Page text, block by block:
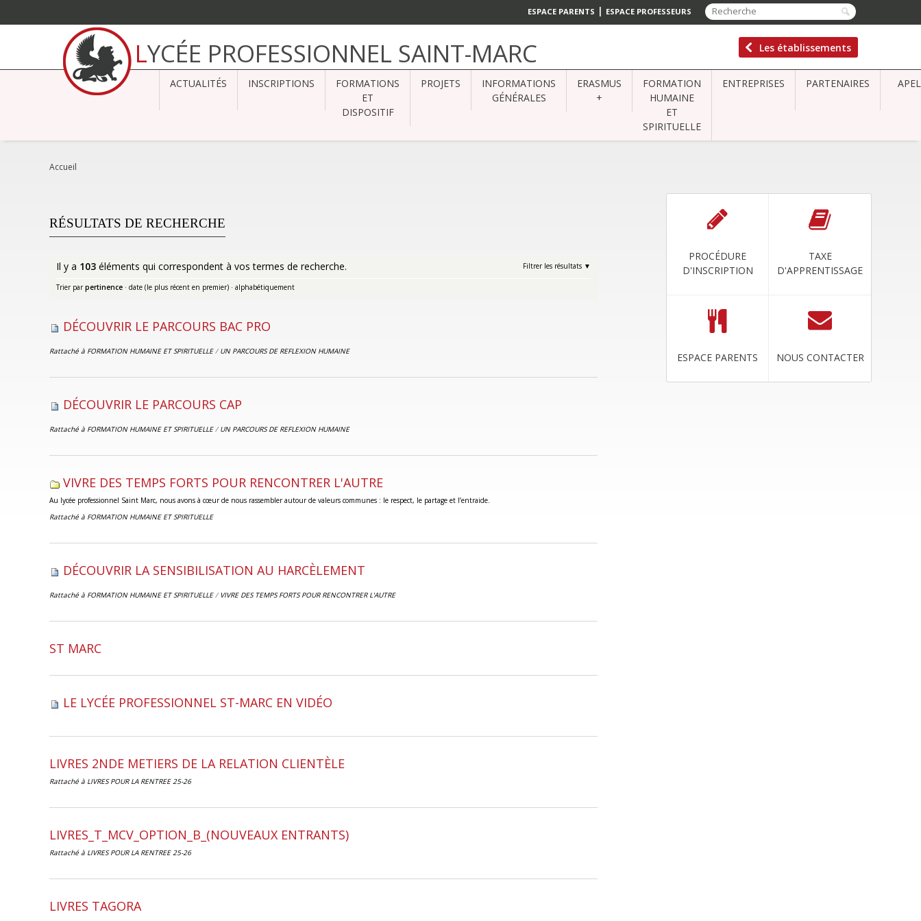
ESPACE PARENTS | ESPACE PROFESSEURS
contenu.
Aller
LYCÉE PROFESSIONNEL SAINT-MARC Les établissements
ACTUALITÉS INSCRIPTIONS
FORMATIONS
ET
DISPOSITIF
PROJETS
INFORMATIONS
GÉNÉRALES
ERASMUS
+
FORMATION
HUMAINE
ET
SPIRITUELLE
ENTREPRISES PARTENAIRES APEL
Accueil
PROCÉDURE
D'INSCRIPTION
TAXE
D'APPRENTISSAGE
ESPACE PARENTS NOUS CONTACTER
RÉSULTATS DE RECHERCHE
Il y a 103 éléments qui correspondent à vos termes de recherche. Filtrer les résultats
Trier par pertinence · date (le plus récent en premier) · alphabétiquement
DÉCOUVRIR LE PARCOURS BAC PRO
Rattaché à FORMATION HUMAINE ET SPIRITUELLE / UN PARCOURS DE REFLEXION HUMAINE
DÉCOUVRIR LE PARCOURS CAP
Rattaché à FORMATION HUMAINE ET SPIRITUELLE / UN PARCOURS DE REFLEXION HUMAINE
VIVRE DES TEMPS FORTS POUR RENCONTRER L'AUTRE
Au lycée professionnel Saint Marc, nous avons à cœur de nous rassembler autour de valeurs communes : le respect, le partage et l’entraide.
Rattaché à FORMATION HUMAINE ET SPIRITUELLE
DÉCOUVRIR LA SENSIBILISATION AU HARCÈLEMENT
Rattaché à FORMATION HUMAINE ET SPIRITUELLE / VIVRE DES TEMPS FORTS POUR RENCONTRER L'AUTRE
ST MARC
LE LYCÉE PROFESSIONNEL ST-MARC EN VIDÉO
LIVRES 2NDE METIERS DE LA RELATION CLIENTÈLE
Rattaché à LIVRES POUR LA RENTREE 25-26
LIVRES_T_MCV_OPTION_B_(NOUVEAUX ENTRANTS)
Rattaché à LIVRES POUR LA RENTREE 25-26
LIVRES TAGORA